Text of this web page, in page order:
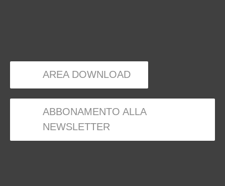
AREA DOWNLOAD
ABBONAMENTO ALLA
NEWSLETTER